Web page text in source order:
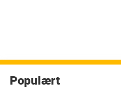
Populært